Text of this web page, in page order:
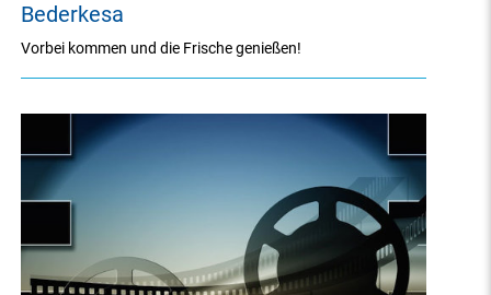
Bederkesa
Vorbei kommen und die Frische genießen!